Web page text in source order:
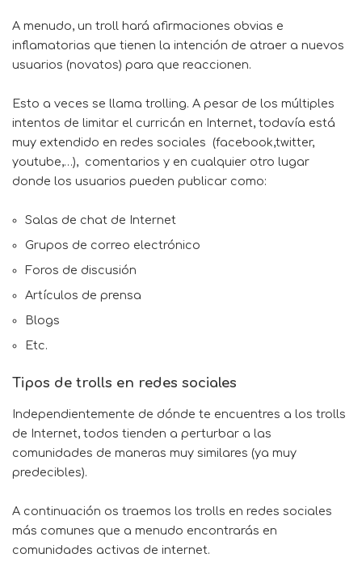
A menudo, un troll hará afirmaciones obvias e
inflamatorias que tienen la intención de atraer a nuevos
usuarios (novatos) para que reaccionen.
Esto a veces se llama trolling. A pesar de los múltiples
intentos de limitar el curricán en Internet, todavía está
muy extendido en redes sociales (facebook,twitter,
youtube,…), comentarios y en cualquier otro lugar
donde los usuarios pueden publicar como:
Salas de chat de Internet
Grupos de correo electrónico
Foros de discusión
Artículos de prensa
Blogs
Etc.
Tipos de trolls en redes sociales
Independientemente de dónde te encuentres a los trolls
de Internet, todos tienden a perturbar a las
comunidades de maneras muy similares (ya muy
predecibles).
A continuación os traemos los trolls en redes sociales
más comunes que a menudo encontrarás en
comunidades activas de internet.